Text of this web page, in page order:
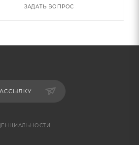
ЗАДАТЬ ВОПРОС